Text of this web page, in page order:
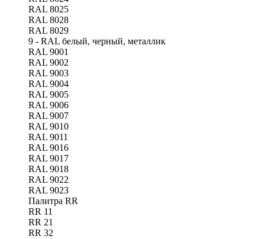
RAL 8025
RAL 8028
RAL 8029
9 - RAL белый, черный, металлик
RAL 9001
RAL 9002
RAL 9003
RAL 9004
RAL 9005
RAL 9006
RAL 9007
RAL 9010
RAL 9011
RAL 9016
RAL 9017
RAL 9018
RAL 9022
RAL 9023
Палитра RR
RR 11
RR 21
RR 32